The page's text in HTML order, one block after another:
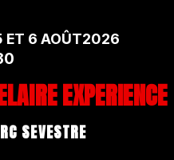
ET 6 AOÛT2026
EXPERIENCE
SEVESTRE